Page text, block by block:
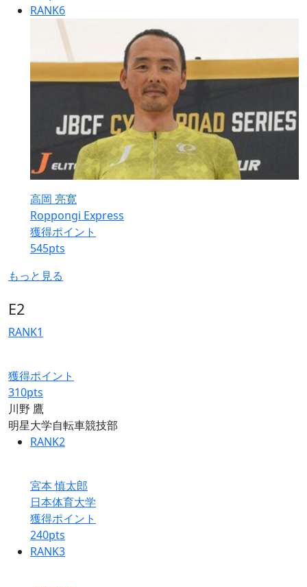
RANK6
高岡 亮寛
Roppongi Express
獲得ポイント
545pts
もっと見る
E2
RANK1
獲得ポイント
310pts
川野 鷹
明星大学自転車競技部
RANK2
宮本 慎太郎
日本体育大学
獲得ポイント
240pts
RANK3